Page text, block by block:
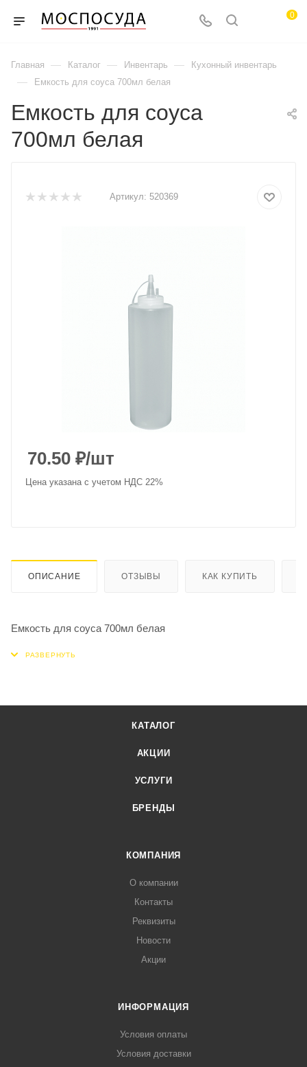
0
Главная — Каталог — Инвентарь — Кухонный инвентарь
— Емкость для соуса 700мл белая
Емкость для соуса
700мл белая
Артикул: 520369
70.50 ₽/шт
Цена указана с учетом НДС 22%
ОПИСАНИЕ ОТЗЫВЫ КАК КУПИТЬ
Емкость для соуса 700мл белая
КАТАЛОГ
АКЦИИ
УСЛУГИ
БРЕНДЫ
КОМПАНИЯ
О компании
Контакты
Реквизиты
Новости
Акции
ИНФОРМАЦИЯ
Условия оплаты
Условия доставки